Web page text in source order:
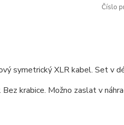
Číslo
symetrický XLR kabel. Set v
krabice. Možno zaslat v